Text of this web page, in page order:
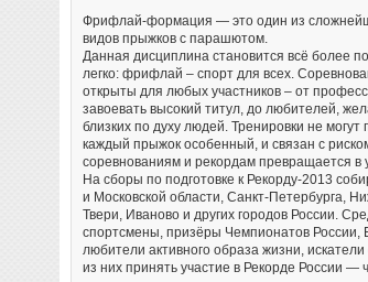
Фрифлай-формация — это один из
видов прыжков с парашютом.
Данная дисциплина становится всё более
легко: фрифлай – спорт для всех.
открыты для любых участников – от
завоевать высокий титул, до любителей,
близких по духу людей. Тренировки не могут
каждый прыжок особенный, и связан с
соревнованиям и рекордам превращается в
На сборы по подготовке к Рекорду-2013
и Московской области, Санкт-Петербурга,
Твери, Иваново и других городов России.
спортсмены, призёры Чемпионатов России,
любители активного образа жизни,
из них принять участие в Рекорде России —